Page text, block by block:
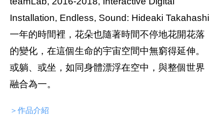
Installation, Endless, Sound: Hideaki Takahashi
一年的時間裡，花朵也隨著時間不停地花開花落
的變化，在這個生命的宇宙空間中無窮得延伸。
或躺、或坐，如同身體漂浮在空中，與整個世界
融合為一。
＞作品介紹